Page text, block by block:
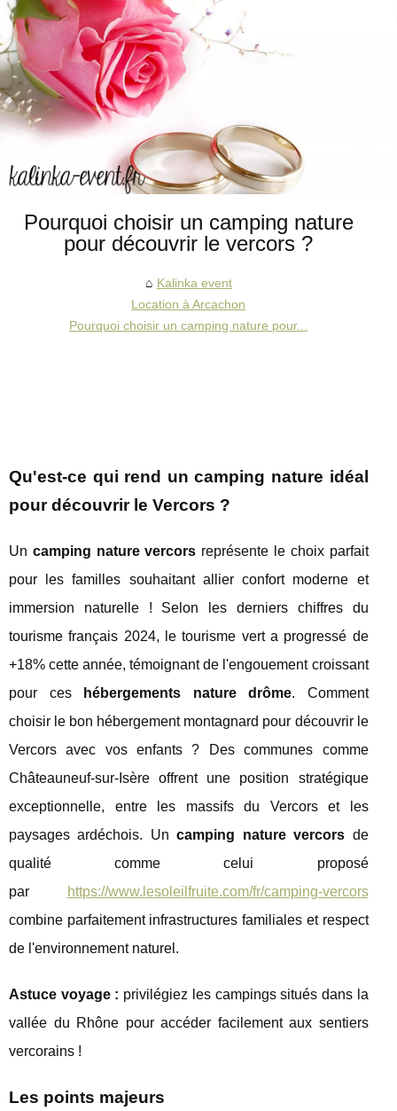
Pourquoi choisir un camping nature
pour découvrir le vercors ?
Kalinka event
Location à Arcachon
Pourquoi choisir un camping nature pour...
Qu'est-ce qui rend un camping nature idéal
pour découvrir le Vercors ?
Un camping nature vercors représente le choix parfait
pour les familles souhaitant allier confort moderne et
immersion naturelle ! Selon les derniers chiffres du
tourisme français 2024, le tourisme vert a progressé de
+18% cette année, témoignant de l'engouement croissant
pour ces
hébergements nature drôme. Comment
choisir le bon hébergement montagnard pour découvrir le
Vercors avec vos enfants ? Des communes comme
Châteauneuf-sur-Isère offrent une position stratégique
exceptionnelle, entre les massifs du Vercors et les
paysages ardéchois. Uncamping nature vercors de
qualité comme celui proposé
par
https://www.lesoleilfruite.com/fr/camping-vercors
combine parfaitement infrastructures familiales et respect
de l'environnement naturel.
Astuce voyage : privilégiez les campings situés dans la
vallée du Rhône pour accéder facilement aux sentiers
vercorains !
Les points majeurs